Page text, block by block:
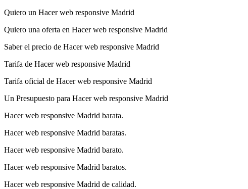
Quiero un Hacer web responsive Madrid
Quiero una oferta en Hacer web responsive Madrid
Saber el precio de Hacer web responsive Madrid
Tarifa de Hacer web responsive Madrid
Tarifa oficial de Hacer web responsive Madrid
Un Presupuesto para Hacer web responsive Madrid
Hacer web responsive Madrid barata.
Hacer web responsive Madrid baratas.
Hacer web responsive Madrid barato.
Hacer web responsive Madrid baratos.
Hacer web responsive Madrid de calidad.